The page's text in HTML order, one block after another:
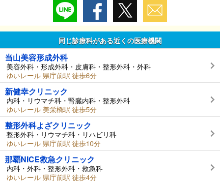
同じ診療科がある近くの医療機関
当山美容形成外科
美容外科・形成外科・皮膚科・整形外科・外科
ゆいレール 県庁前駅 徒歩6分
新健幸クリニック
内科・リウマチ科・腎臓内科・整形外科
ゆいレール 美栄橋駅 徒歩5分
整形外科よざクリニック
整形外科・リウマチ科・リハビリ科
ゆいレール 県庁前駅 徒歩10分
那覇NICE救急クリニック
内科・外科・整形外科・救急科
ゆいレール 県庁前駅 徒歩4分